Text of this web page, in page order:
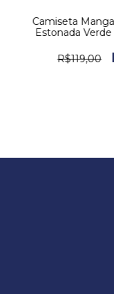
Camiseta
Estonada
R$119,00